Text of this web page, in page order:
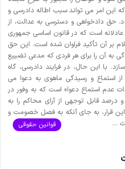
این امر می تواند سبب اطاله دادرسی و
حق دادخواهی و دسترسی به عدالت، از
است که در قانون اساسی جمهوری
بر آن تأکید فراوان شده است. این حق
به آن را برای هر فردی که مدعی تضییع
با این حال، در فرایند دادرسی، گاه
استماع و رسیدگی ماهوی به دعوا می
عدم استماع دعوا» است که به وفور در
قابل توجهی از آرای محاکم را به
قرار، به جای آنکه به فصل خصومت و
…
قوانین حقوقی